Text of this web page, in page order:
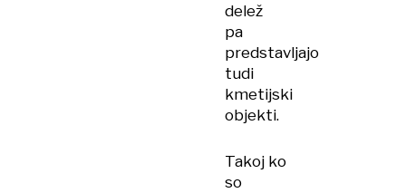
delež
pa
predstavljajo
tudi
kmetijski
objekti.
Takoj ko
so